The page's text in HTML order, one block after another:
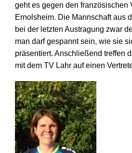
geht es gegen den französischen
Ernolsheim. Die Mannschaft aus
bei der letzten Austragung zwar
man darf gespannt sein, wie sie
präsentiert.Anschließend treffen
mit dem TV Lahr auf einen